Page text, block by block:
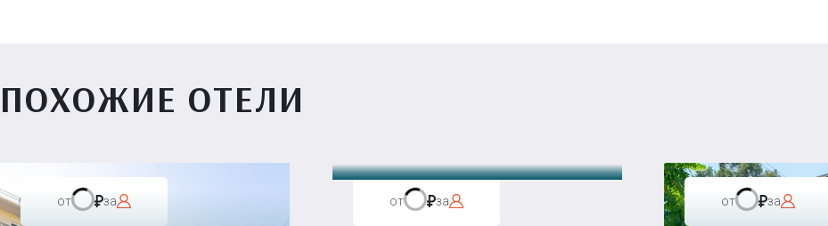
ПОХОЖИЕ ОТЕЛИ
от за от за от за